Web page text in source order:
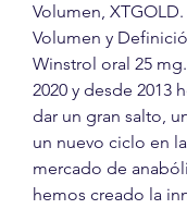
Volumen,
Volumen y
Winstrol oral 25
2020 y desde 2013
dar un gran salto,
un nuevo ciclo en
mercado de
hemos creado la